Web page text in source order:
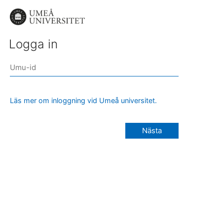
Logga in
Läs mer om inloggning vid Umeå universitet.
Nästa